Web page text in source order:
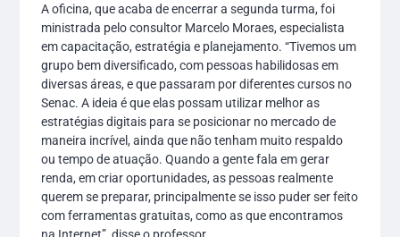
A oficina, que acaba de encerrar a segunda turma, foi
ministrada pelo consultor Marcelo Moraes, especialista
em capacitação, estratégia e planejamento. “Tivemos um
grupo bem diversificado, com pessoas habilidosas em
diversas áreas, e que passaram por diferentes cursos no
Senac. A ideia é que elas possam utilizar melhor as
estratégias digitais para se posicionar no mercado de
maneira incrível, ainda que não tenham muito respaldo
ou tempo de atuação. Quando a gente fala em gerar
renda, em criar oportunidades, as pessoas realmente
querem se preparar, principalmente se isso puder ser feito
com ferramentas gratuitas, como as que encontramos